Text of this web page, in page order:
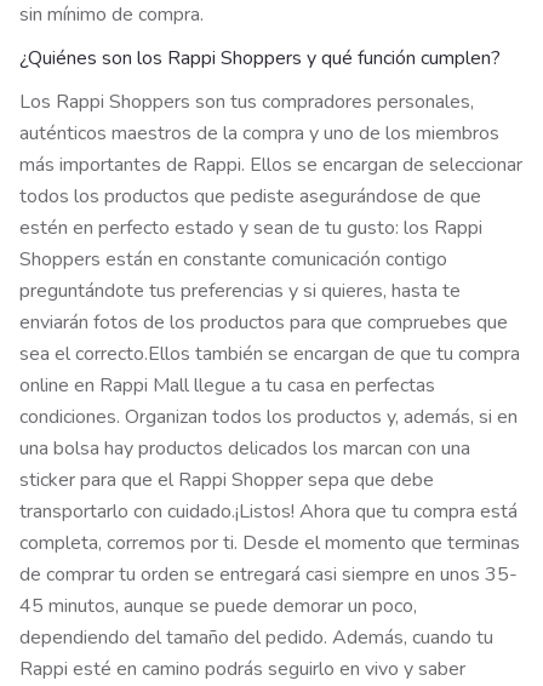
sin mínimo de compra.
¿Quiénes son los Rappi Shoppers y qué función cumplen?
Los Rappi Shoppers son tus compradores personales,
auténticos maestros de la compra y uno de los miembros
más importantes de Rappi. Ellos se encargan de seleccionar
todos los productos que pediste asegurándose de que
estén en perfecto estado y sean de tu gusto: los Rappi
Shoppers están en constante comunicación contigo
preguntándote tus preferencias y si quieres, hasta te
enviarán fotos de los productos para que compruebes que
sea el correcto.Ellos también se encargan de que tu compra
online en Rappi Mall llegue a tu casa en perfectas
condiciones. Organizan todos los productos y, además, si en
una bolsa hay productos delicados los marcan con una
sticker para que el Rappi Shopper sepa que debe
transportarlo con cuidado.¡Listos! Ahora que tu compra está
completa, corremos por ti. Desde el momento que terminas
de comprar tu orden se entregará casi siempre en unos 35-
45 minutos, aunque se puede demorar un poco,
dependiendo del tamaño del pedido. Además, cuando tu
Rappi esté en camino podrás seguirlo en vivo y saber